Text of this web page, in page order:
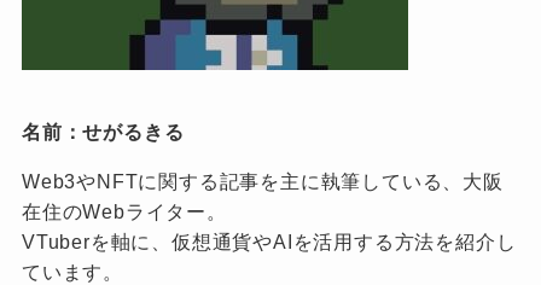
名前：せがるきる
Web3やNFTに関する記事を主に執筆している、大阪
在住のWebライター。
VTuberを軸に、仮想通貨やAIを活用する方法を紹介し
ています。